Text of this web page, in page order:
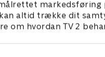
markedsføring
altid trække dit
om hvordan TV 2